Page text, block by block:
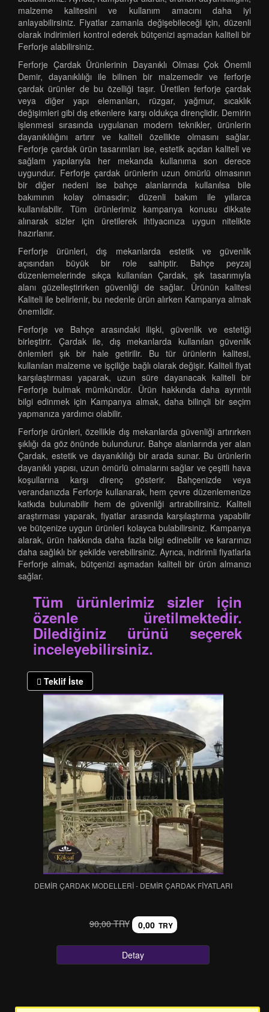
malzeme kalitesini ve kullanım amacını daha iyi
anlayabilirsiniz. Fiyatlar zamanla değişebileceği için, düzenli
olarak indirimleri kontrol ederek bütçenizi aşmadan kaliteli bir
Ferforje alabilirsiniz.
Ferforje Çardak Ürünlerinin Dayanıklı Olması Çok Önemli
Demir, dayanıklılığı ile bilinen bir malzemedir ve ferforje
çardak ürünler de bu özelliği taşır. Üretilen ferforje çardak
veya diğer yapı elemanları, rüzgar, yağmur, sıcaklık
değişimleri gibi dış etkenlere karşı oldukça dirençlidir. Demirin
işlenmesi sırasında uygulanan modern teknikler, ürünlerin
dayanıklılığını artırır ve kaliteli özellikte olmasını sağlar.
Ferforje çardak ürün tasarımları ise, estetik açıdan kaliteli ve
sağlam yapılarıyla her mekanda kullanıma son derece
uygundur. Ferforje çardak ürünlerin uzun ömürlü olmasının
bir diğer nedeni ise bahçe alanlarında kullanılsa bile
bakımının kolay olmasıdır; düzenli bakım ile yıllarca
kullanılabilir. Tüm ürünlerimiz kampanya konusu dikkate
alınarak sizler için üretilerek ihtiyacınıza uygun nitelikte
hazırlanır.
Ferforje ürünleri, dış mekanlarda estetik ve güvenlik
açısından büyük bir role sahiptir. Bahçe peyzaj
düzenlemelerinde sıkça kullanılan Çardak, şık tasarımıyla
alanı güzelleştirirken güvenliği de sağlar. Ürünün kalitesi
Kaliteli ile belirlenir, bu nedenle ürün alırken Kampanya almak
önemlidir.
Ferforje ve Bahçe arasındaki ilişki, güvenlik ve estetiği
birleştirir. Çardak ile, dış mekanlarda kullanılan güvenlik
önlemleri şık bir hale getirilir. Bu tür ürünlerin kalitesi,
kullanılan malzeme ve işçiliğe bağlı olarak değişir. Kaliteli fiyat
karşılaştırması yaparak, uzun süre dayanacak kaliteli bir
Ferforje bulmak mümkündür. Ürün hakkında daha ayrıntılı
bilgi edinmek için Kampanya almak, daha bilinçli bir seçim
yapmanıza yardımcı olabilir.
Ferforje ürünleri, özellikle dış mekanlarda güvenliği artırırken
şıklığı da göz önünde bulundurur. Bahçe alanlarında yer alan
Çardak, estetik ve dayanıklılığı bir arada sunar. Bu ürünlerin
dayanıklı yapısı, uzun ömürlü olmalarını sağlar ve çeşitli hava
koşullarına karşı direnç gösterir. Bahçenizde veya
verandanızda Ferforje kullanarak, hem çevre düzenlemenize
katkıda bulunabilir hem de güvenliği artırabilirsiniz. Kaliteli
araştırması yaparak, fiyatlar arasında karşılaştırma yapabilir
ve bütçenize uygun ürünleri kolayca bulabilirsiniz. Kampanya
alarak, ürün hakkında daha fazla bilgi edinebilir ve kararınızı
daha sağlıklı bir şekilde verebilirsiniz. Ayrıca, indirimli fiyatlarla
Ferforje almak, bütçenizi aşmadan kaliteli bir ürün almanızı
sağlar.
Tüm ürünlerimiz sizler için
özenle üretilmektedir.
Dilediğiniz ürünü seçerek
inceleyebilirsiniz.
Teklif İste
DEMİR ÇARDAK MODELLERİ - DEMİR ÇARDAK FİYATLARI
90,00 TRY 0,00 TRY
Detay